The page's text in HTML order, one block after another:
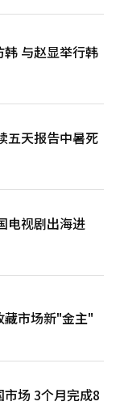
与赵显举行韩
五天报告中暑死
电视剧出海进
藏市场新"金主"
场 3个月完成8